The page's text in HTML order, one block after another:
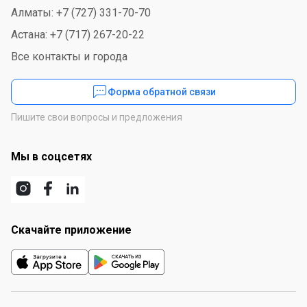
голоса будут звучать четко для обеих сторон. Теперь
вы можете пользоваться двумя наушниками или
поделиться музыкой с другом. Эргономичная форма
комфортные ощущения даже при длительном
ношении.
Алматы: +7 (727) 331-70-70
Астана: +7 (717) 267-20-22
Все контакты и города
Форма обратной связи
Пишите свои вопросы и предложения
Мы в соцсетях
Скачайте приложение